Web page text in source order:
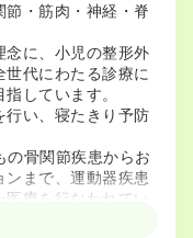
・筋肉・神経・脊
念に、小児の整形外
代にわたる診療に
しています。
行い、寝たきり予防
骨関節疾患からお
まで、運動器疾患
療を行なわれてい